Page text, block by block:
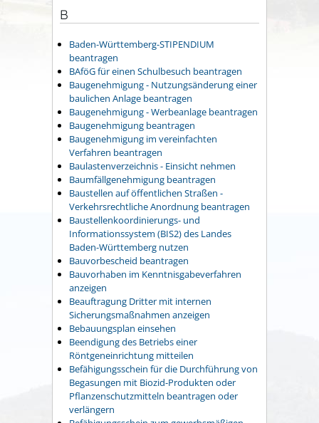
B
Baden-Württemberg-STIPENDIUM
beantragen
BAföG für einen Schulbesuch beantragen
Baugenehmigung - Nutzungsänderung einer
baulichen Anlage beantragen
Baugenehmigung - Werbeanlage beantragen
Baugenehmigung beantragen
Baugenehmigung im vereinfachten
Verfahren beantragen
Baulastenverzeichnis - Einsicht nehmen
Baumfällgenehmigung beantragen
Baustellen auf öffentlichen Straßen -
Verkehrsrechtliche Anordnung beantragen
Baustellenkoordinierungs- und
Informationssystem (BIS2) des Landes
Baden-Württemberg nutzen
Bauvorbescheid beantragen
Bauvorhaben im Kenntnisgabeverfahren
anzeigen
Beauftragung Dritter mit internen
Sicherungsmaßnahmen anzeigen
Bebauungsplan einsehen
Beendigung des Betriebs einer
Röntgeneinrichtung mitteilen
Befähigungsschein für die Durchführung von
Begasungen mit Biozid-Produkten oder
Pflanzenschutzmitteln beantragen oder
verlängern